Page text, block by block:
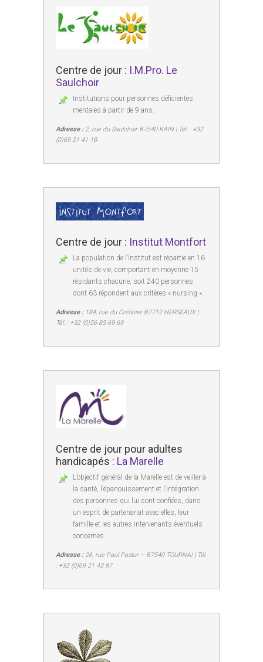
Centre de jour : I.M.Pro. Le
Saulchoir
Institutions pour personnes déficientes
mentales à partir de 9 ans.
Adresse :2, rue du Saulchoir B7540 KAIN | Tél. : +32
(0)69 21 41 18
Centre de jour : Institut Montfort
La population de l’Institut est répartie en 16
unités de vie, comportant en moyenne 15
résidants chacune, soit 240 personnes
dont 63 répondent aux critères « nursing ».
Adresse :184, rue du Crétinier B7712 HERSEAUX |
Tél. : +32 (0)56 85 69 69
Centre de jour pour adultes
handicapés : La Marelle
L’objectif général de la Marelle est de veiller à
la santé, l’épanouissement et l’intégration
des personnes qui lui sont confiées, dans
un esprit de partenariat avec elles, leur
famille et les autres intervenants éventuels
concernés.
Adresse :26, rue Paul Pastur – B7540 TOURNAI | Tél.
: +32 (0)69 21 42 87